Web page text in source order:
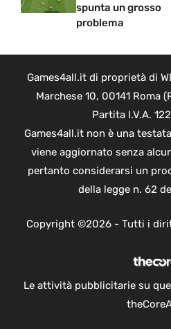
spunta un grosso
problema
Games4all.it di proprietà di
Marchese 10, 00141 Roma
Partita I.V.A.
Games4all.it non è una
viene aggiornato senza
pertanto considerarsi un
della legge n. 62
Copyright ©2026 - Tutti i
Le attività pubblicitarie su